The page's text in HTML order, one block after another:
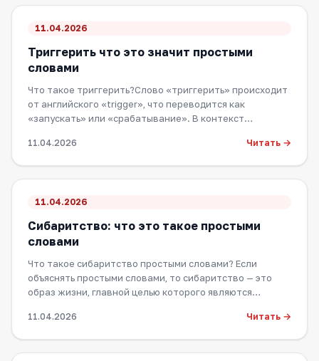
11.04.2026
Триггерить что это значит простыми
словами
Что такое триггерить?Слово «триггерить» происходит
от английского «trigger», что переводится как
«запускать» или «срабатывание». В контекст…
11.04.2026 Читать →
11.04.2026
Сибаритство: что это такое простыми
словами
Что такое сибаритство простыми словами? Если
объяснять простыми словами, то сибаритство — это
образ жизни, главной целью которого являются…
11.04.2026 Читать →